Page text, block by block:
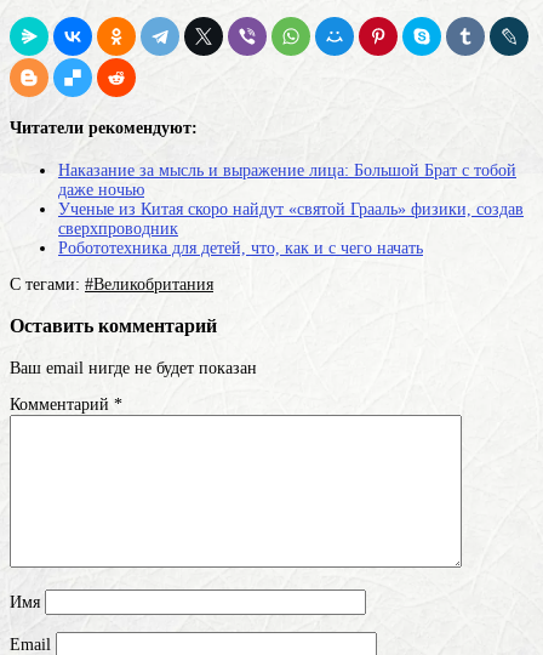
Читатели рекомендуют:
Наказание за мысль и выражение лица: Большой Брат с тобой
даже ночью
Ученые из Китая скоро найдут «святой Грааль» физики, создав
сверхпроводник
Робототехника для детей, что, как и с чего начать
С тегами: #Великобритания
Оставить комментарий
Ваш email нигде не будет показан
Комментарий *
Имя
Email